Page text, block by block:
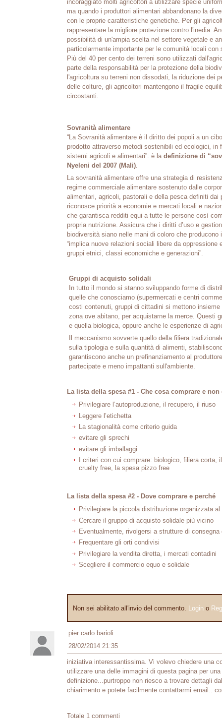
incoraggiato molti agricoltori a utilizzare specie
ma quando i produttori alimentari abbandonano la
con le proprie caratteristiche genetiche. Per gli
rappresentare la migliore protezione contro l'inedia.
possibilità di un'ampia scelta nel settore vegetale e
particolarmente importante per le comunità locali
Più del 40 per cento dei terreni sono utilizzati
parte della responsabilità per la protezione della
l'agricoltura su terreni non dissodati, la riduzione dei
delle colture, gli agricoltori mantengono il fragile
circostanti.
Sovranità alimentare
“La Sovranità alimentare è il diritto dei popoli a un
prodotto attraverso metodi sostenibili ed ecologici, in
sistemi agricoli e alimentari”: è la definizione di
Nyeleni del 2007 (Mali)
La sovranità alimentare offre una strategia di
regime commerciale alimentare sostenuto dalle
alimentari, agricoli, pastorali e della pesca definiti
riconosce priorità a economie e mercati locali e
che garantisca redditi equi a tutte le persone così
propria nutrizione. Assicura che i diritti d’uso e
biodiversità siano nelle mani di coloro che
“implica nuove relazioni sociali libere da
gruppi etnici, classi economiche e generazioni”.
Gruppi di acquisto solidali
In tutto il mondo si stanno sviluppando forme di
quelle che conosciamo (supermercati e centri
costi contenuti, gruppi di cittadini si mettono
zona ove abitano, per acquistarne la merce. Questi
e quella biologica, oppure anche le esperienze di
Il meccanismo sovverte quello della filiera
sulla tipologia e sulla quantità di alimenti,
garantiscono anche un prefinanziamento al
partecipate e meno impattanti sull'ambiente.
La lista della spesa #1 - Che cosa comprare e non
Privilegiare l’autoproduzione, il recupero, il riuso
Leggere l’etichetta
La stagionalità come criterio guida
evitare gli sprechi
evitare gli imballaggi
I criteri con cui comprare: biologico, filiera corta,
cruelty free, la spesa pizzo free
La lista della spesa #2 - Dove comprare e perché
Privilegiare la piccola distribuzione organizzata
Cercare il gruppo di acquisto solidale più vicino
Eventualmente, rivolgersi a strutture di
Frequentare gli orti condivisi
Privilegiare la vendita diretta, i mercati contadini
Scegliere il commercio equo e solidale
Non sei abilitato all'invio del commento. Login o
pier carlo barioli
28/02/2014 21:35
iniziativa interessantissima. Vi volevo chiedere una
utilizzare una delle immagini di questa pagina per
definizione...purtroppo non riesco a trovare dettagli
chiarimento e potete facilmente contattarmi email..
Totale 1 commenti